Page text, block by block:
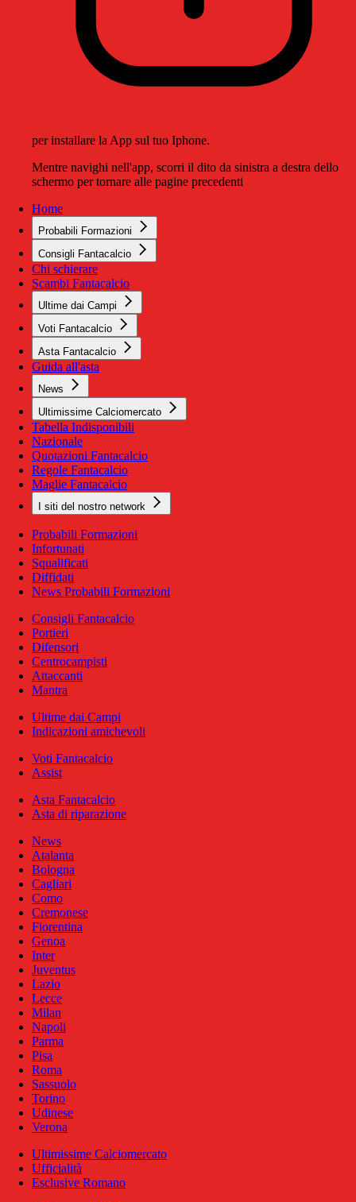
per installare la App sul tuo Iphone.
Mentre navighi nell'app, scorri il dito da sinistra a destra dello
schermo per tornare alle pagine precedenti
Home
Probabili Formazioni
Consigli Fantacalcio
Chi schierare
Scambi Fantacalcio
Ultime dai Campi
Voti Fantacalcio
Asta Fantacalcio
Guida all'asta
News
Ultimissime Calciomercato
Tabella Indisponibili
Nazionale
Quotazioni Fantacalcio
Regole Fantacalcio
Maglie Fantacalcio
I siti del nostro network
Probabili Formazioni
Infortunati
Squalificati
Diffidati
News Probabili Formazioni
Consigli Fantacalcio
Portieri
Difensori
Centrocampisti
Attaccanti
Mantra
Ultime dai Campi
Indicazioni amichevoli
Voti Fantacalcio
Assist
Asta Fantacalcio
Asta di riparazione
News
Atalanta
Bologna
Cagliari
Como
Cremonese
Fiorentina
Genoa
Inter
Juventus
Lazio
Lecce
Milan
Napoli
Parma
Pisa
Roma
Sassuolo
Torino
Udinese
Verona
Ultimissime Calciomercato
Ufficialità
Esclusive Romano